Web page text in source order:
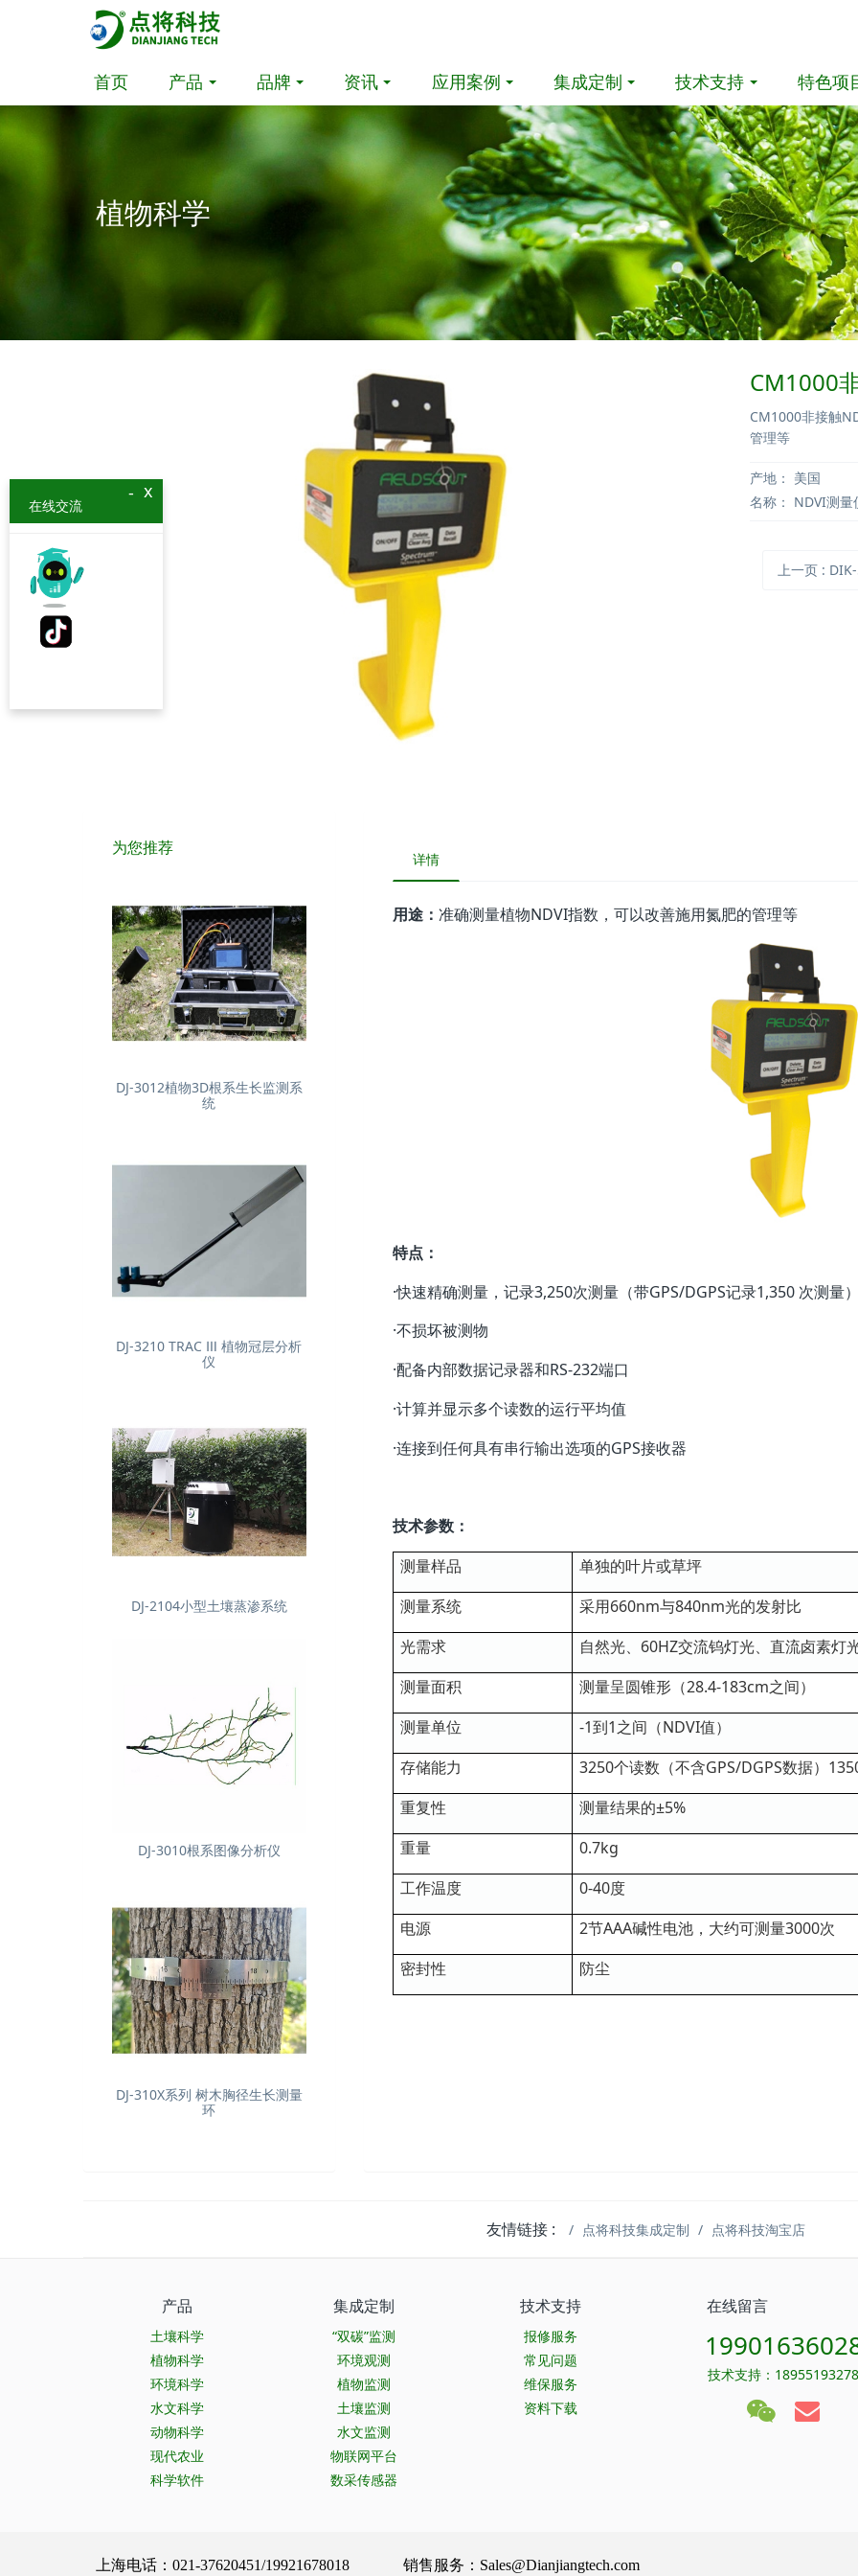
首页 产品 品牌 资讯 应用案例 集成定制 技术支持 特色项
植物科学
CM1000
CM1000非接触
管理等
产地： 美国
名称： NDVI测量
上一页 : DIK-
详情
用途： 准确测量植物NDVI指数，可以改善施用氮肥的管理等
特点：
·快速精确测量，记录3,250次测量（带GPS/DGPS记录1,350 次测量
·不损坏被测物
·配备内部数据记录器和RS-232端口
·计算并显示多个读数的运行平均值
·连接到任何具有串行输出选项的GPS接收器
技术参数：
测量样品
单独的叶片或草坪
测量系统
采用660nm与840nm光的发射比
光需求
自然光、60HZ交流钨灯光、直流卤素灯
测量面积
测量呈圆锥形（28.4-183cm之间）
测量单位
-1到1之间（NDVI值）
存储能力
3250个读数（不含GPS/DGPS数据）
重复性
测量结果的±5%
重量
0.7kg
工作温度
0-40度
电源
2节AAA碱性电池，大约可测量3000次
密封性
防尘
为您推荐
DJ-3012植物3D根系生长监测系
统
DJ-3210 TRAC Ⅲ 植物冠层分析
仪
DJ-2104小型土壤蒸渗系统
DJ-3010根系图像分析仪
DJ-310X系列 树木胸径生长测量
环
友情链接 : 点将科技集成定制 点将科技淘宝店
产品
土壤科学
植物科学
环境科学
水文科学
动物科学
现代农业
科学软件
集成定制
“双碳”监测
环境观测
植物监测
土壤监测
水文监测
物联网平台
数采传感器
技术支持
报修服务
常见问题
维保服务
资料下载
在线留言
技术支持：
上海电话：021-37620451/19921678018 销售服务：Sales@Dianjiangtech.com
x
-
在线交流